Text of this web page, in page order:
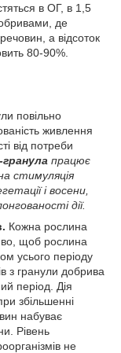
в ОГ, в 1,5
де
а відсоток
80-90%.
повільно
живлення
від потреби
працює
стимуляція
і восени,
дії.
Кожна рослина
щоб рослина
усього періоду
з гранули добрива
період. Дія
збільшенні
набуває
Рівень
не